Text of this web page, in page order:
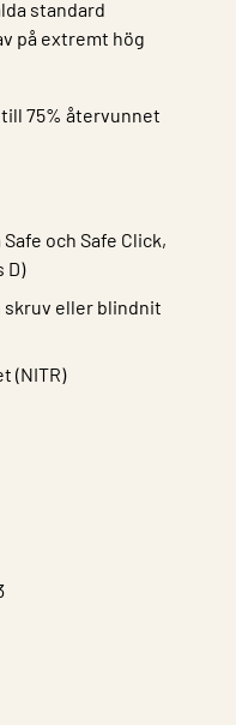
standard
på extremt hög
75% återvunnet
och Safe Click,
D)
eller blindnit
(NITR)